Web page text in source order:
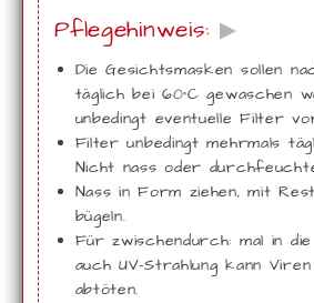
Pflegehinweis: ▶
Die Gesichtsmasken sollen
täglich bei 60°C gewaschen
unbedingt eventuelle Filter
Filter unbedingt mehrmals
Nicht nass oder
Nass in Form ziehen, mit
bügeln.
Für zwischendurch: mal in
auch UV-Strahlung kann
abtöten.